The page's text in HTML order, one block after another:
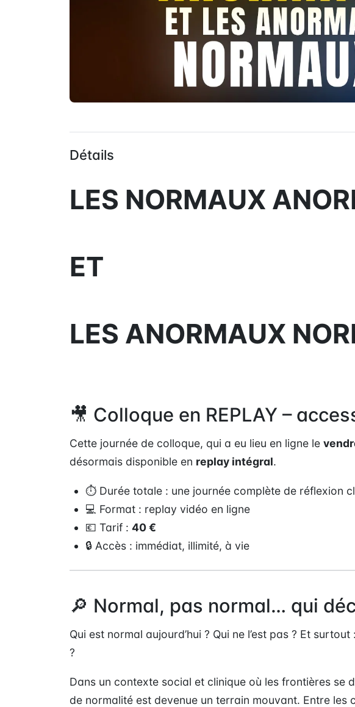
Détails
LES NORMAUX
ET
LES ANORMAUX
🎥 Colloque en REPLAY –
Cette journée de colloque, qui a eu lieu en ligne le
désormais disponible en replay intégral.
⏱ Durée totale : une journée complète de réflexion
💻 Format : replay vidéo en ligne
💶 Tarif :40 €
🔒 Accès : immédiat, illimité, à vie
🔎 Normal, pas normal… qui
Qui est normal aujourd’hui ? Qui ne l’est pas ? Et surtout :
?
Dans un contexte social et clinique où les frontières se
de normalité est devenue un terrain mouvant. Entre les